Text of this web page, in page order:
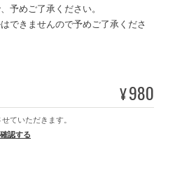
予めご了承ください。
できませんので予めご了承くださ
¥980
ていただきます。
認する